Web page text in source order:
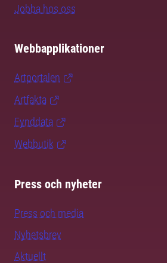
Jobba hos oss
Webbapplikationer
Artportalen
Artfakta
Fynddata
Webbutik
Press och nyheter
Press och media
Nyhetsbrev
Aktuellt